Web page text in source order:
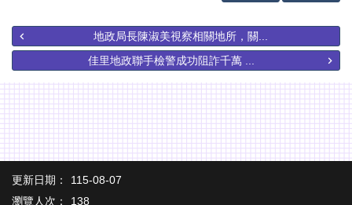
實
價
登
未
辦
繼
承
地政局長陳淑美視察相關地所，關...
佳里地政聯手檢警成功阻詐千萬 ...
更新日期：
115-08-07
瀏覽人次：
138